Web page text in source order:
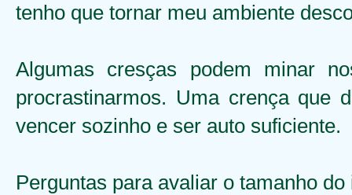
tenho que tornar meu ambiente
Algumas cresças podem minar
procrastinarmos. Uma crença que
vencer sozinho e ser auto suficiente.
Perguntas para avaliar o tamanho